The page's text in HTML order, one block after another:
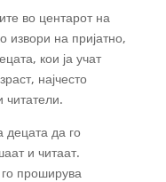
во центарот на
извори на пријатно,
кои ја учат
најчесто
читатели.
децата да го
и читаат.
проширува